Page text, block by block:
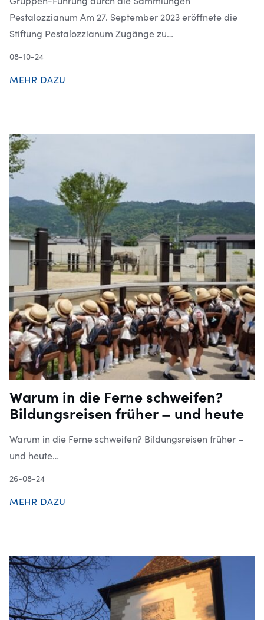
Pestalozzianum Am 27. September 2023 eröffnete die
Stiftung Pestalozzianum Zugänge zu…
08-10-24
MEHR DAZU
Warum in die Ferne schweifen?
Bildungsreisen früher – und heute
Warum in die Ferne schweifen? Bildungsreisen früher –
und heute…
26-08-24
MEHR DAZU